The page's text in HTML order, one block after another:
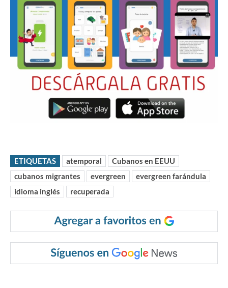
ETIQUETAS atemporal
Cubanos en EEUU
cubanos migrantes
evergreen
evergreen farándula
idioma inglés
recuperada